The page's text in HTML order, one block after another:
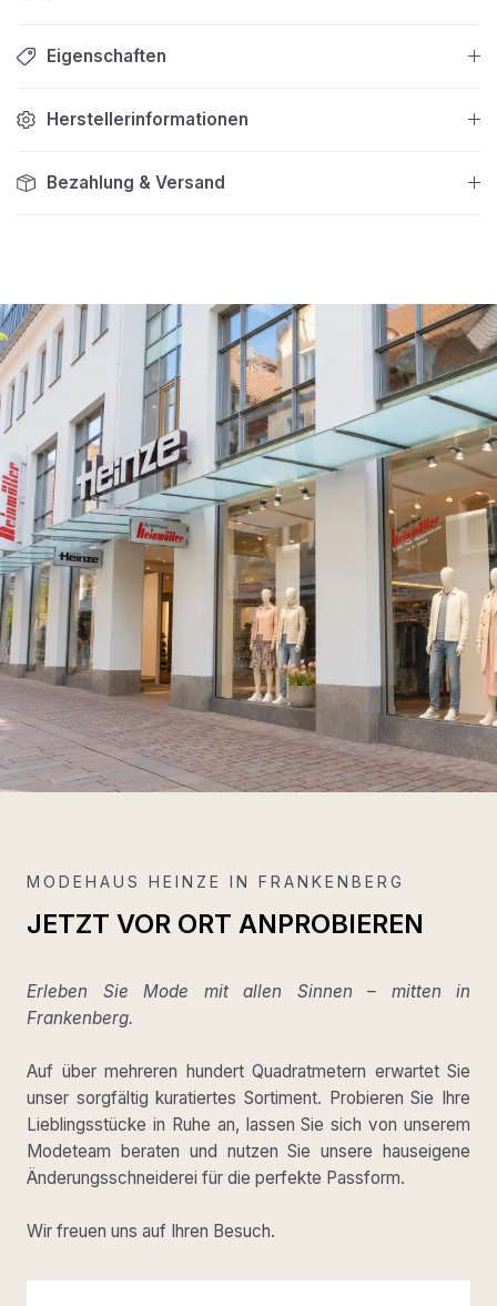
Eigenschaften
Herstellerinformationen
Bezahlung & Versand
MODEHAUS HEINZE IN FRANKENBERG
JETZT VOR ORT ANPROBIEREN
Erleben Sie Mode mit allen Sinnen – mitten in
Frankenberg.
Auf über mehreren hundert Quadratmetern erwartet Sie
unser sorgfältig kuratiertes Sortiment. Probieren Sie Ihre
Lieblingsstücke in Ruhe an, lassen Sie sich von unserem
Modeteam beraten und nutzen Sie unsere hauseigene
Änderungsschneiderei für die perfekte Passform.
Wir freuen uns auf Ihren Besuch.